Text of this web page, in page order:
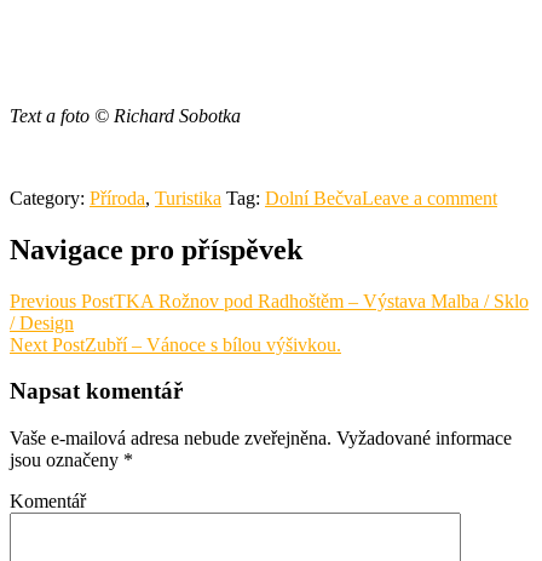
Text a foto © Richard Sobotka
Category: Příroda, Turistika Tag: Dolní BečvaLeave a comment
Navigace pro příspěvek
Previous PostTKA Rožnov pod Radhoštěm – Výstava Malba / Sklo
/ Design
Next PostZubří – Vánoce s bílou výšivkou.
Napsat komentář
Vaše e-mailová adresa nebude zveřejněna. Vyžadované informace
jsou označeny *
Komentář